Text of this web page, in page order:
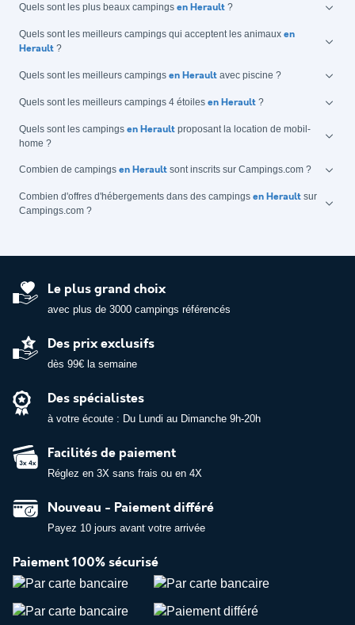
Quels sont les plus beaux campings en Herault ?
Quels sont les meilleurs campings qui acceptent les animaux en
Herault ?
Quels sont les meilleurs campings en Herault avec piscine ?
Quels sont les meilleurs campings 4 étoiles en Herault ?
Quels sont les campings en Herault proposant la location de mobil-
home ?
Combien de campings en Herault sont inscrits sur Campings.com ?
Combien d'offres d'hébergements dans des campings en Herault sur
Campings.com ?
Le plus grand choix
avec plus de 3000 campings référencés
Des prix exclusifs
dès 99€ la semaine
Des spécialistes
à votre écoute : Du Lundi au Dimanche 9h-20h
Facilités de paiement
Réglez en 3X sans frais ou en 4X
Nouveau - Paiement différé
Payez 10 jours avant votre arrivée
Paiement 100% sécurisé